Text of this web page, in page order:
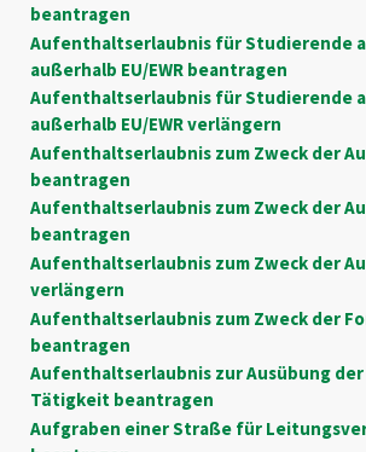
beantragen
Aufenthaltserlaubnis für Studierende
außerhalb EU/EWR beantragen
Aufenthaltserlaubnis für Studierende
außerhalb EU/EWR verlängern
Aufenthaltserlaubnis zum Zweck der
beantragen
Aufenthaltserlaubnis zum Zweck der
beantragen
Aufenthaltserlaubnis zum Zweck der
verlängern
Aufenthaltserlaubnis zum Zweck der
beantragen
Aufenthaltserlaubnis zur Ausübung
Tätigkeit beantragen
Aufgraben einer Straße für